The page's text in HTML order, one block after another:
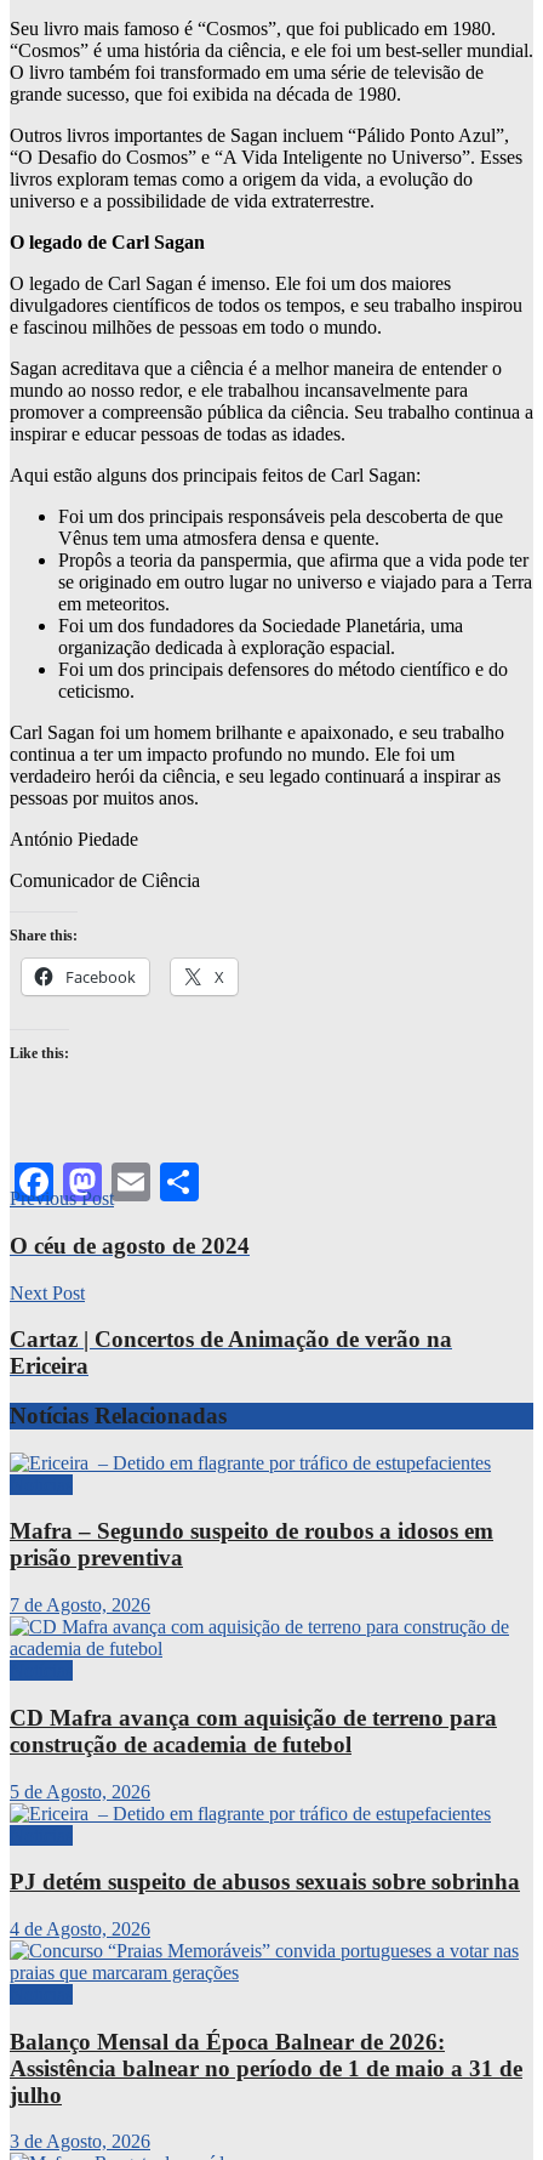
Seu livro mais famoso é “Cosmos”, que foi publicado em 1980.
“Cosmos” é uma história da ciência, e ele foi um best-seller mundial.
O livro também foi transformado em uma série de televisão de
grande sucesso, que foi exibida na década de 1980.
Outros livros importantes de Sagan incluem “Pálido Ponto Azul”,
“O Desafio do Cosmos” e “A Vida Inteligente no Universo”. Esses
livros exploram temas como a origem da vida, a evolução do
universo e a possibilidade de vida extraterrestre.
O legado de Carl Sagan
O legado de Carl Sagan é imenso. Ele foi um dos maiores
divulgadores científicos de todos os tempos, e seu trabalho inspirou
e fascinou milhões de pessoas em todo o mundo.
Sagan acreditava que a ciência é a melhor maneira de entender o
mundo ao nosso redor, e ele trabalhou incansavelmente para
promover a compreensão pública da ciência. Seu trabalho continua a
inspirar e educar pessoas de todas as idades.
Aqui estão alguns dos principais feitos de Carl Sagan:
Foi um dos principais responsáveis pela descoberta de que
Vênus tem uma atmosfera densa e quente.
Propôs a teoria da panspermia, que afirma que a vida pode ter
se originado em outro lugar no universo e viajado para a Terra
em meteoritos.
Foi um dos fundadores da Sociedade Planetária, uma
organização dedicada à exploração espacial.
Foi um dos principais defensores do método científico e do
ceticismo.
Carl Sagan foi um homem brilhante e apaixonado, e seu trabalho
continua a ter um impacto profundo no mundo. Ele foi um
verdadeiro herói da ciência, e seu legado continuará a inspirar as
pessoas por muitos anos.
António Piedade
Comunicador de Ciência
Share this:
Facebook X
Like this:
Facebook
Mastodon
Email
Previous Post
O céu de agosto de 2024
Next Post
Cartaz | Concertos de Animação de verão na
Ericeira
Notícias Relacionadas
Mafra – Segundo suspeito de roubos a idosos em
prisão preventiva
7 de Agosto, 2026
CD Mafra avança com aquisição de terreno para
construção de academia de futebol
5 de Agosto, 2026
PJ detém suspeito de abusos sexuais sobre sobrinha
4 de Agosto, 2026
Balanço Mensal da Época Balnear de 2026:
Assistência balnear no período de 1 de maio a 31 de
julho
3 de Agosto, 2026